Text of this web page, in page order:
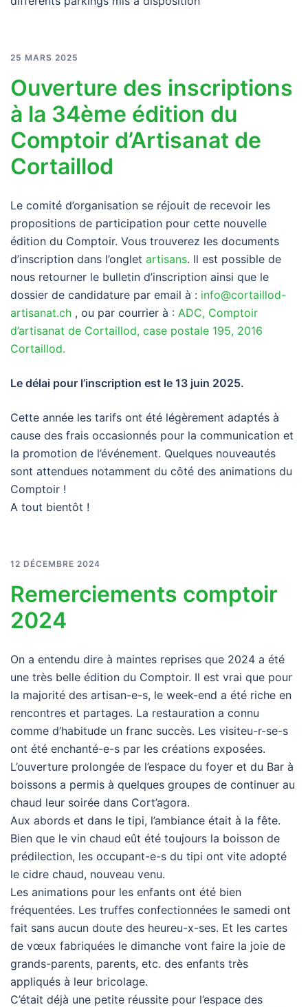
25 MARS 2025
Ouverture des inscriptions
à la 34ème édition du
Comptoir d’Artisanat de
Cortaillod
Le comité d’organisation se réjouit de recevoir les
propositions de participation pour cette nouvelle
édition du Comptoir. Vous trouverez les documents
d’inscription dans l’onglet artisans. Il est possible de
nous retourner le bulletin d’inscription ainsi que le
dossier de candidature par email à : info@cortaillod-
artisanat.ch , ou par courrier à : ADC, Comptoir
d’artisanat de Cortaillod, case postale 195, 2016
Cortaillod.
Le délai pour l’inscription est le 13 juin 2025.
Cette année les tarifs ont été légèrement adaptés à
cause des frais occasionnés pour la communication et
la promotion de l’événement. Quelques nouveautés
sont attendues notamment du côté des animations du
Comptoir !
A tout bientôt !
12 DÉCEMBRE 2024
Remerciements comptoir
2024
On a entendu dire à maintes reprises que 2024 a été
une très belle édition du Comptoir. Il est vrai que pour
la majorité des artisan-e-s, le week-end a été riche en
rencontres et partages. La restauration a connu
comme d’habitude un franc succès. Les visiteu-r-se-s
ont été enchanté-e-s par les créations exposées.
L’ouverture prolongée de l’espace du foyer et du Bar à
boissons a permis à quelques groupes de continuer au
chaud leur soirée dans Cort’agora.
Aux abords et dans le tipi, l’ambiance était à la fête.
Bien que le vin chaud eût été toujours la boisson de
prédilection, les occupant-e-s du tipi ont vite adopté
le cidre chaud, nouveau venu.
Les animations pour les enfants ont été bien
fréquentées. Les truffes confectionnées le samedi ont
fait sans aucun doute des heureu-x-ses. Et les cartes
de vœux fabriquées le dimanche vont faire la joie de
grands-parents, parents, etc. des enfants très
appliqués à leur bricolage.
C’était déjà une petite réussite pour l’espace des